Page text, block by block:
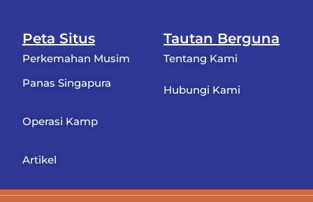
Tautan Berguna
Tentang Kami
Hubungi Kami
Peta Situs
Perkemahan Musim
Panas Singapura
Operasi Kamp
Artikel